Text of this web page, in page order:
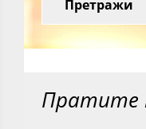
Претражи
Пратите